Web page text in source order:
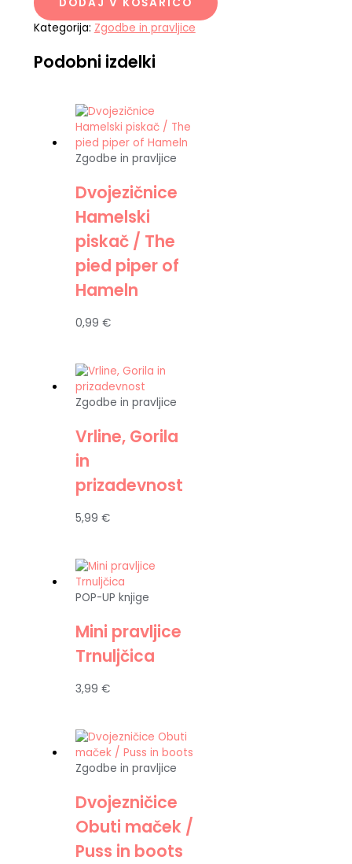
DODAJ V KOŠARICO
Kategorija: Zgodbe in pravljice
Podobni izdelki
Zgodbe in pravljice
Dvojezičnice
Hamelski
piskač / The
pied piper of
Hameln
0,99€
Zgodbe in pravljice
Vrline, Gorila
in
prizadevnost
5,99€
POP-UP knjige
Mini pravljice
Trnuljčica
3,99€
Zgodbe in pravljice
Dvojezničice
Obuti maček /
Puss in boots